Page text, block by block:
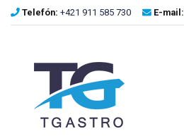
Telefón: +421 911 585 730 E-mail: